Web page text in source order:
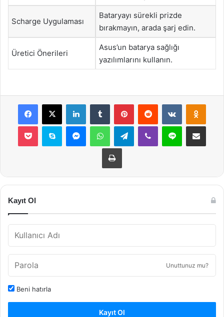
Scharge Uygulaması
Bataryayı sürekli prizde
bırakmayın, arada şarj edin.
Üretici Önerileri
Asus’un batarya sağlığı
yazılımlarını kullanın.
Facebook
X LinkedInTumblr PinterestReddit VKontakte
Pocket Skype MessengerWhatsAppTelegramViber Line E-Posta ile
Yazdır
Kayıt Ol
Unuttunuz mu?
Beni hatırla
Kayıt Ol